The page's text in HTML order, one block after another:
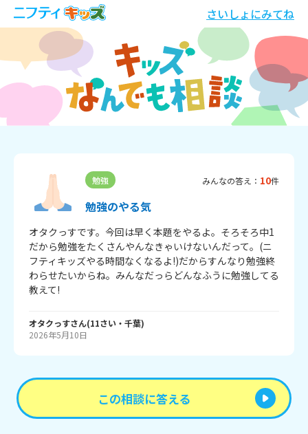
さいしょにみてね
勉強 みんなの答え： 10件
勉強のやる気
オタクっすです。今回は早く本題をやるよ。そろそろ中1
だから勉強をたくさんやんなきゃいけないんだって。(ニ
フティキッズやる時間なくなるよ!)だからすんなり勉強終
わらせたいからね。みんなだっらどんなふうに勉強してる
教えて!
オタクっすさん(11さい・ 千葉)
2026年5月10日
この相談に答える